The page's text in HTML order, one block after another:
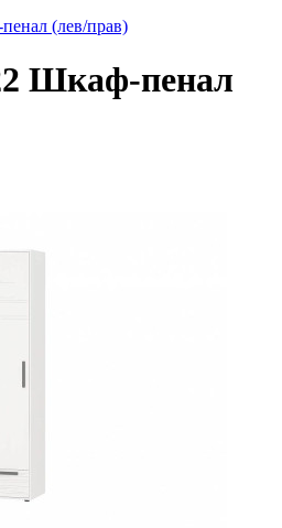
(лев/прав)
Шкаф-пенал